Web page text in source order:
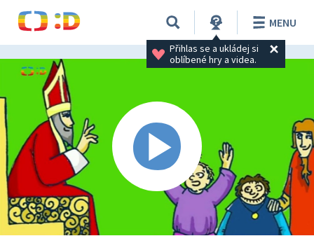
Přihlas se a ukládej si
oblíbené hry a videa.
MENU